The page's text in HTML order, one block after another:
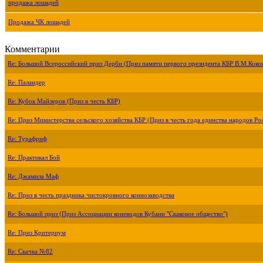
продажа лошадей
Продажа ЧК лошадей
Комментарии
Re: Большой Всероссийский приз Дерби (Приз памяти первого президента КБР
Re: Паландер
Re: Кубок Майлеров (Приз в честь КБР)
Re: Приз Министерства сельского хозяйства КБР (Приз в честь года единства народов
Re: Турафриф
Re: Практикал Бой
Re: Джамила Маф
Re: Приз в честь праздника чистокровного коннозаводства
Re: Большой приз (Приз Ассоциации коневодов Кубани "Скаковое общество")
Re: Приз Критериум
Re: Скачка №82